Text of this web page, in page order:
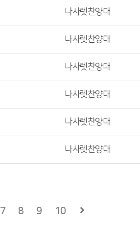
나사렛찬양대
나사렛찬양대
나사렛찬양대
나사렛찬양대
나사렛찬양대
나사렛찬양대
7 8 9 10